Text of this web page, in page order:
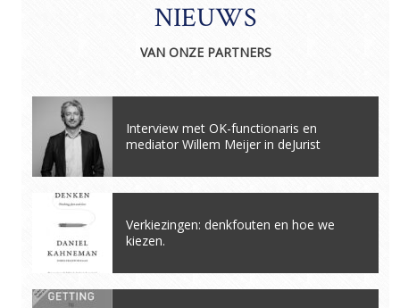
NIEUWS
VAN ONZE PARTNERS
Interview met OK-functionaris en
mediator Willem Meijer in deJurist
Verkiezingen: denkfouten en hoe we
kiezen.